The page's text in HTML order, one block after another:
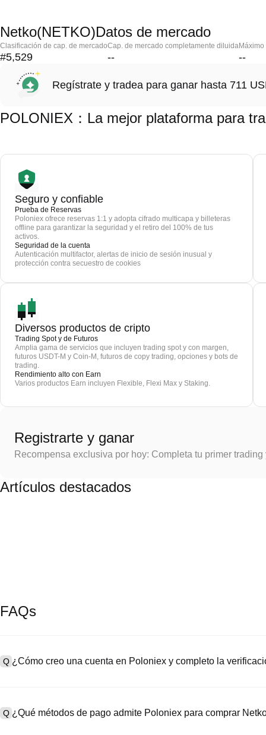
Netko(NETKO)Datos de mercado
Clasificación de cap. de mercado
#5,529
Cap. de mercado completamente diluida
-- --
Regístrate y tradea para ganar hasta 711
POLONIEX：La mejor plataforma para
Seguro y confiable
Prueba de Reservas
Poloniex ofrece reservas 1:1 y adopta cifrado multicapa y billeteras
offline para garantizar la seguridad y el retiro del 100% de tus
activos.
Seguridad de la cuenta
Autenticación multifactor, alertas de inicio de sesión inusual y
protección contra secuestro de cookies
Diversos productos de cripto
Trading Spot y de Futuros
Amplia gama de servicios que incluyen trading spot y con margen,
futuros USDT-M y Coin-M, futuros de copy trading, opciones y bots de
trading.
Rendimiento alto con Earn
Varios productos Earn incluyen Flexible, Flexi Max y Staking.
Registrarte y ganar
Recompensa exclusiva por hoy: Completa tu primer
Artículos destacados
FAQs
Q ¿Cómo creo una cuenta en Poloniex y completo la
confirmación o el código SMS. Después del registro, dirígete a
Q ¿Qué métodos de pago admite Poloniex para comprar